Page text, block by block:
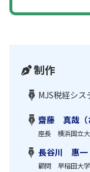
制作
MJS税経シ
齋藤 真哉（
座長 横浜国立
長谷川 惠一
顧問 早稲田大